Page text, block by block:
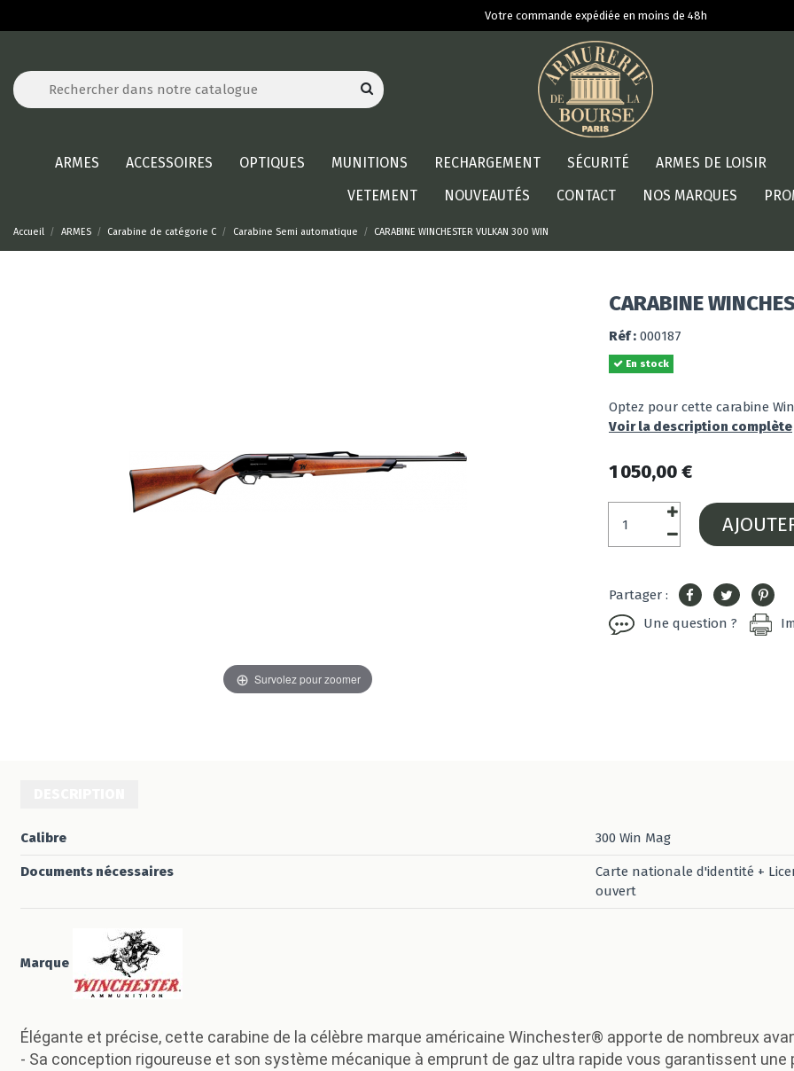
Votre commande expédiée en moins de 48h
ARMES ACCESSOIRES OPTIQUES MUNITIONS RECHARGEMENT SÉCURITÉ ARMES DE LOISIR
VETEMENT
NOUVEAUTÉS CONTACT NOS MARQUES
Accueil ARMES Carabine de catégorie C Carabine Semi automatique CARABINE WINCHESTER VULKAN 300 WIN
Survolez pour zoomer
CARABINE
Réf : 000187
En stock
Optez pour cette carabine
Voir la description complète
1 050,00 €
Partager :
Une question ?
Calibre 300 Win Mag
Documents nécessaires
Carte nationale d'identité +
ouvert
Marque
Élégante et précise, cette carabine de la célèbre marque américaine Winchester® apporte de nombreux
- Sa conception rigoureuse et son système mécanique à emprunt de gaz ultra rapide vous garantissent